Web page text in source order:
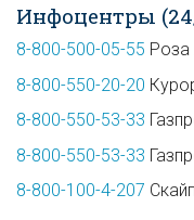
Инфоцентры
8-800-500-05-55 Роза
8-800-550-20-20
8-800-550-53-33
8-800-550-53-33
8-800-100-4-207